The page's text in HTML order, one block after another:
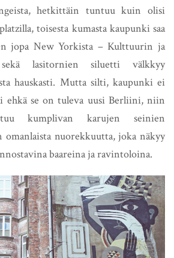
hetkittäin tuntuu kuin olisi
toisesta kumasta kaupunki saa
jopa New Yorkista – Kulttuurin ja
lasitornien siluetti välkkyy
hauskasti. Mutta silti, kaupunki ei
ehkä se on tuleva uusi Berliini, niin
kumplivan karujen seinien
omanlaista nuorekkuutta, joka näkyy
baareina ja ravintoloina.